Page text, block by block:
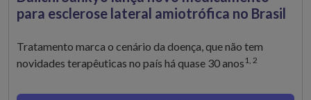
para esclerose lateral amiotrófica no Brasil
Tratamento marca o cenário da doença, que não tem
novidades terapêuticas no país há quase 30 anos 1, 2